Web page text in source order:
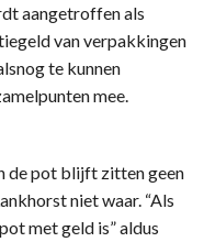
aangetroffen als
van verpakkingen
te kunnen
mee.
de pot blijft zitten geen
niet waar. “Als
met geld is” aldus